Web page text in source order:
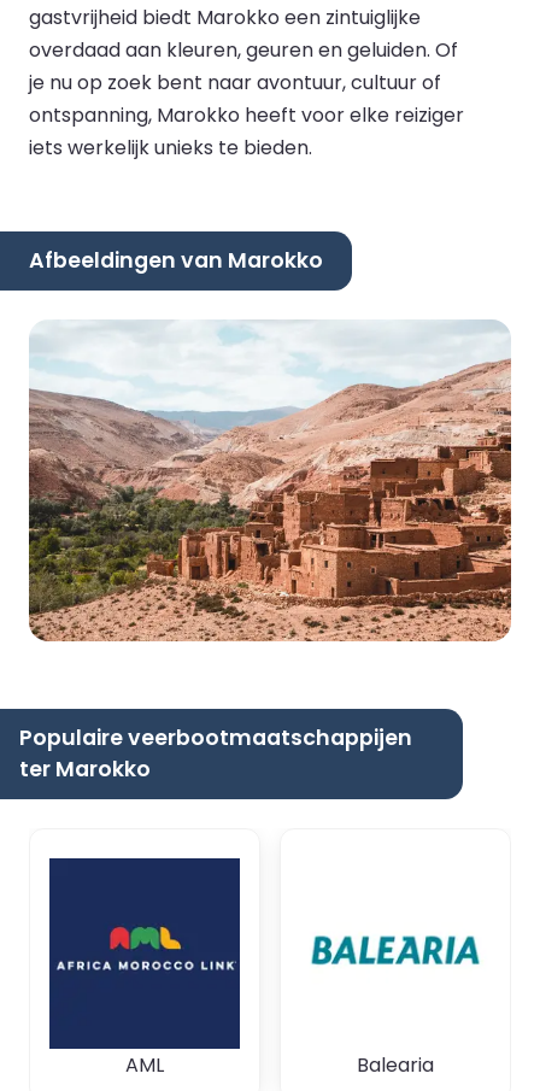
gastvrijheid biedt Marokko een zintuiglijke
overdaad aan kleuren, geuren en geluiden. Of
je nu op zoek bent naar avontuur, cultuur of
ontspanning, Marokko heeft voor elke reiziger
iets werkelijk unieks te bieden.
Afbeeldingen van Marokko
Populaire veerbootmaatschappijen
ter Marokko
AML Balearia